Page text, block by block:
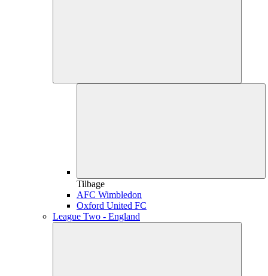
Tilbage
AFC Wimbledon
Oxford United FC
League Two - England